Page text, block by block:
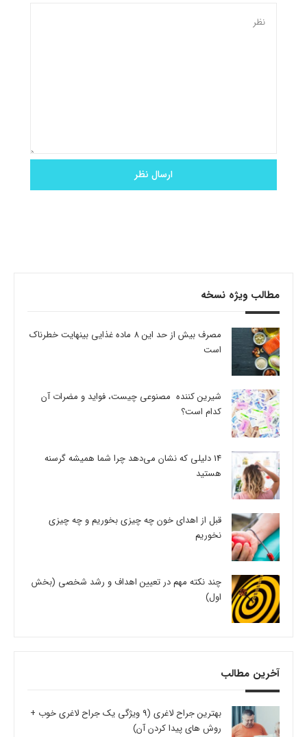
مطالب ویژه نسخه
مصرف بیش از حد این 8 ماده غذایی بینهایت خطرناک
است
شیرین کننده مصنوعی چیست، فواید و مضرات آن
کدام است؟
14 دلیلی که نشان می‌دهد چرا شما همیشه گرسنه
هستید
قبل از اهدای خون چه چیزی بخوریم و چه چیزی
نخوریم
چند نکته مهم در تعیین اهداف و رشد شخصی (بخش
اول)
آخرین مطالب
بهترین جراح لاغری (9 ویژگی یک جراح لاغری خوب +
روش های پیدا کردن آن)